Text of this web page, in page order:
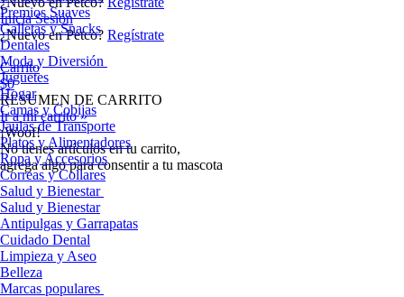
Inicia Sesión
¿Nuevo en Petco? Regístrate
Carrito
$0
RESUMEN DE CARRITO
Ir a mi carrito »
¡Woof!
No tíenes artículos en tu carrito,
agrega algo para consentir a tu mascota
Premios Suaves
Galletas y Snacks
Dentales
Moda y Diversión
Juguetes
Hogar
Camas y Cobijas
Jaulas de Transporte
Platos y Alimentadores
Ropa y Accesorios
Correas y Collares
Salud y Bienestar
Salud y Bienestar
Antipulgas y Garrapatas
Cuidado Dental
Limpieza y Aseo
Belleza
Marcas populares